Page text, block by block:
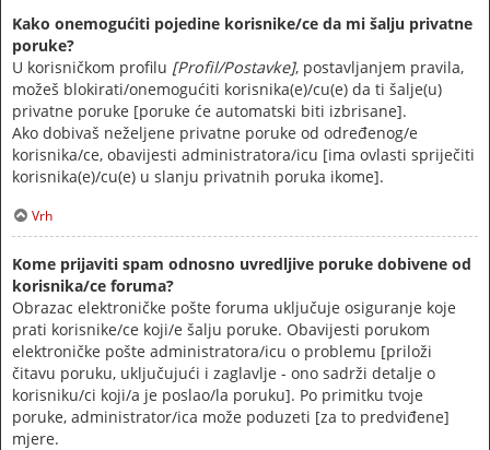
Kako onemogućiti pojedine korisnike/ce da mi šalju privatne
poruke?
U korisničkom profilu [Profil/Postavke], postavljanjem pravila,
možeš blokirati/onemogućiti korisnika(e)/cu(e) da ti šalje(u)
privatne poruke [poruke će automatski biti izbrisane].
Ako dobivaš neželjene privatne poruke od određenog/e
korisnika/ce, obavijesti administratora/icu [ima ovlasti spriječiti
korisnika(e)/cu(e) u slanju privatnih poruka ikome].
Vrh
Kome prijaviti spam odnosno uvredljive poruke dobivene od
korisnika/ce foruma?
Obrazac elektroničke pošte foruma uključuje osiguranje koje
prati korisnike/ce koji/e šalju poruke. Obavijesti porukom
elektroničke pošte administratora/icu o problemu [priloži
čitavu poruku, uključujući i zaglavlje - ono sadrži detalje o
korisniku/ci koji/a je poslao/la poruku]. Po primitku tvoje
poruke, administrator/ica može poduzeti [za to predviđene]
mjere.